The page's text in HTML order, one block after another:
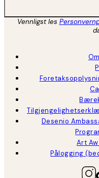
Vennligst les
Desenio
Art
Pålogging